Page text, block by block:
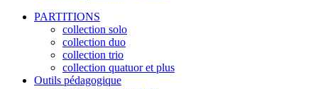
PARTITIONS
collection solo
collection duo
collection trio
collection quatuor et plus
Outils pédagogique